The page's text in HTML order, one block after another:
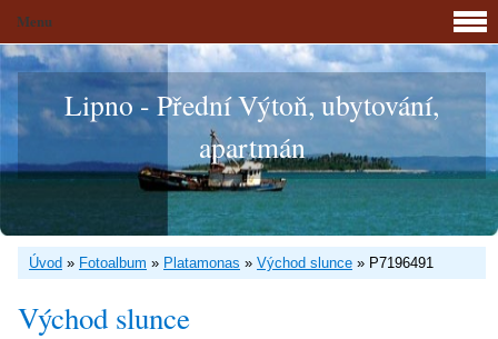
Lipno - Přední Výtoň, ubytování,
apartmán
Úvod » Fotoalbum » Platamonas » Východ slunce » P7196491
Východ slunce
Menu